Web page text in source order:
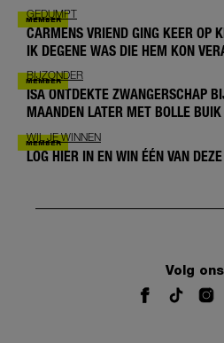
GEDUMPT
CARMENS VRIEND GING KEER OP
IK DEGENE WAS DIE HEM KON
BIJZONDER
ISA ONTDEKTE ZWANGERSCHAP
MAANDEN LATER MET BOLLE
WIL JE WINNEN
LOG HIER IN EN WIN ÉÉN VAN
Volg ons